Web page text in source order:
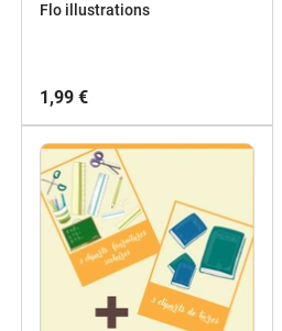
Flo illustrations
1,99 €